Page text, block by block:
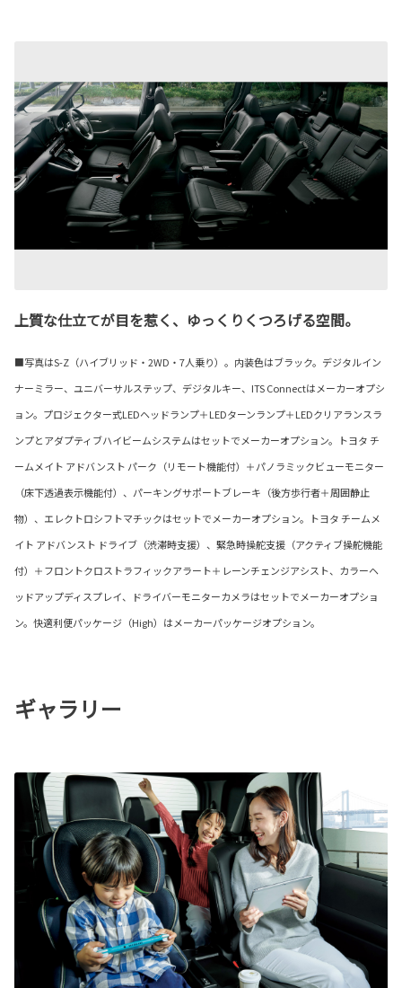
上質な仕立てが目を惹く、ゆっくりくつろげる空間。
■写真はS-Z（ハイブリッド・2WD・7人乗り）。内装色はブラック。デジタルイン
ナーミラー、ユニバーサルステップ、デジタルキー、ITS Connectはメーカーオプシ
ョン。プロジェクター式LEDヘッドランプ＋LEDターンランプ＋LEDクリアランスラ
ンプとアダプティブハイビームシステムはセットでメーカーオプション。トヨタ チ
ームメイト アドバンスト パーク（リモート機能付）＋パノラミックビューモニター
（床下透過表示機能付）、パーキングサポートブレーキ（後方歩行者＋周囲静止
物）、エレクトロシフトマチックはセットでメーカーオプション。トヨタ チームメ
イト アドバンスト ドライブ（渋滞時支援）、緊急時操舵支援（アクティブ操舵機能
付）＋フロントクロストラフィックアラート＋レーンチェンジアシスト、カラーヘ
ッドアップディスプレイ、ドライバーモニターカメラはセットでメーカーオプショ
ン。快適利便パッケージ（High）はメーカーパッケージオプション。
ギャラリー